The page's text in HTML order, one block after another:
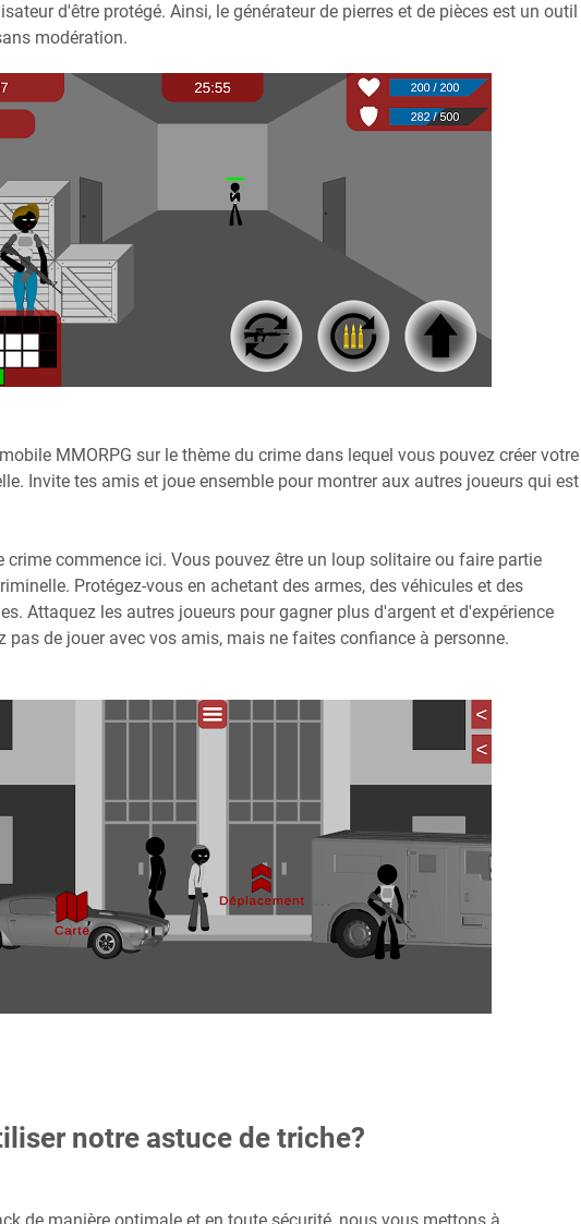
d'être protégé. Ainsi, le générateur de pierres et de pièces est un outil
modération.
MMORPG sur le thème du crime dans lequel vous pouvez créer votre
Invite tes amis et joue ensemble pour montrer aux autres joueurs qui est
crime commence ici. Vous pouvez être un loup solitaire ou faire partie
Protégez-vous en achetant des armes, des véhicules et des
Attaquez les autres joueurs pour gagner plus d'argent et d'expérience
pas de jouer avec vos amis, mais ne faites confiance à personne.
notre astuce de triche?